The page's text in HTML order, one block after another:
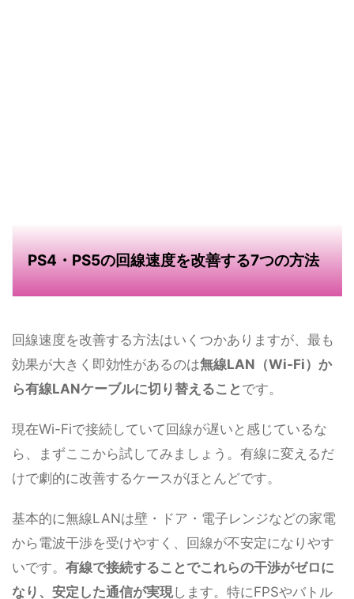
PS4・PS5の回線速度を改善する7つの方法
回線速度を改善する方法はいくつかありますが、最も
効果が大きく即効性があるのは無線LAN（Wi-Fi）か
ら有線LANケーブルに切り替えること です。
現在Wi-Fiで接続していて回線が遅いと感じているな
ら、まずここから試してみましょう。有線に変えるだ
けで劇的に改善するケースがほとんどです。
基本的に無線LANは壁・ドア・電子レンジなどの家電
から電波干渉を受けやすく、回線が不安定になりやす
いです。 有線で接続することでこれらの干渉がゼロに
なり、安定した通信が実現します。特にFPSやバトル